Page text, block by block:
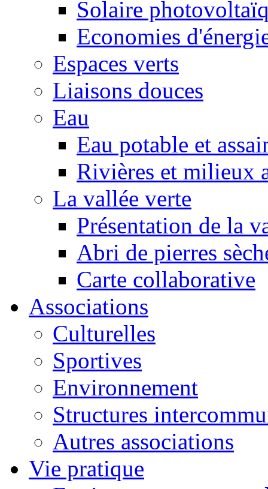
Solaire
Economies
Espaces verts
Liaisons douces
Eau
Eau potable et
Rivières et milieux
La vallée verte
Présentation de la
Abri de pierres
Carte collaborative
Associations
Culturelles
Sportives
Environnement
Structures
Autres associations
Vie pratique